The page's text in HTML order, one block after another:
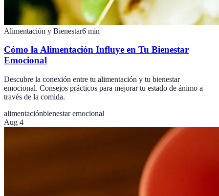
Alimentación y Bienestar6 min
Cómo la Alimentación Influye en Tu Bienestar
Emocional
Descubre la conexión entre tu alimentación y tu bienestar
emocional. Consejos prácticos para mejorar tu estado de ánimo a
través de la comida.
alimentaciónbienestar emocional
Aug 4